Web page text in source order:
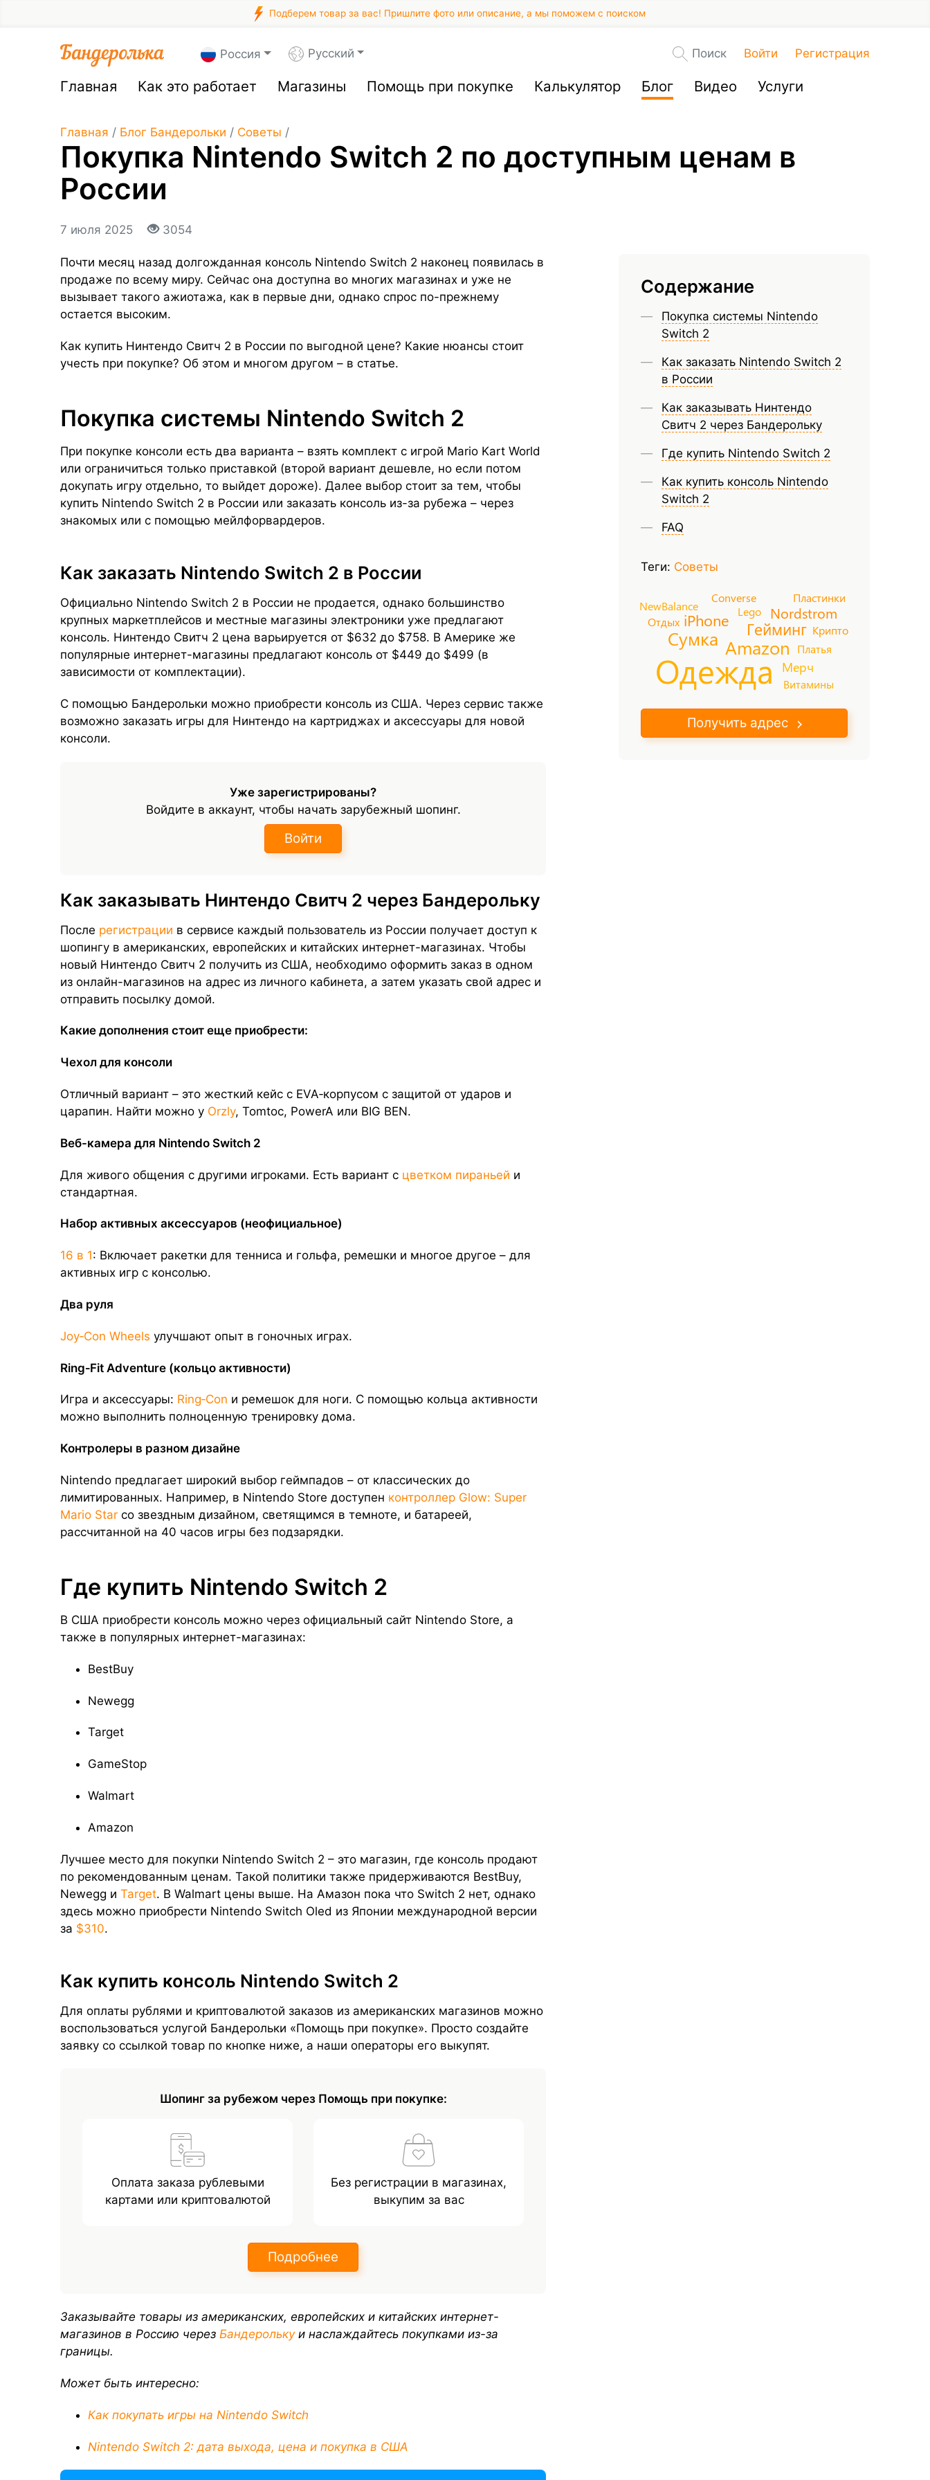
Подберем товар за вас! Пришлите фото или описание, а мы поможем с поиском
Россия Русский Поиск Войти Регистрация
Главная Как это работает Магазины Помощь при покупке Калькулятор Блог Видео Услуги
Главная / Блог Бандерольки / Советы /
Покупка Nintendo Switch 2 по доступным ценам в
России
7 июля 2025 3054
Содержание
Покупка системы Nintendo
Switch 2
Как заказать Nintendo Switch 2
в России
Как заказывать Нинтендо
Свитч 2 через Бандерольку
Где купить Nintendo Switch 2
Как купить консоль Nintendo
Switch 2
FAQ
Теги: Советы
Одежда
Amazon
Сумка Гейминг
iPhone Nordstrom
Мерч
Витамины
NewBalance Lego
Платья
Отдых
Пластинки
Converse
Крипто
Получить адрес
Почти месяц назад долгожданная консоль Nintendo Switch 2 наконец появилась в
продаже по всему миру. Сейчас она доступна во многих магазинах и уже не
вызывает такого ажиотажа, как в первые дни, однако спрос по-прежнему
остается высоким.
Как купить Нинтендо Свитч 2 в России по выгодной цене? Какие нюансы стоит
учесть при покупке? Об этом и многом другом – в статье.
Покупка системы Nintendo Switch 2
При покупке консоли есть два варианта – взять комплект с игрой Mario Kart World
или ограничиться только приставкой (второй вариант дешевле, но если потом
докупать игру отдельно, то выйдет дороже). Далее выбор стоит за тем, чтобы
купить Nintendo Switch 2 в России или заказать консоль из-за рубежа – через
знакомых или с помощью мейлфорвардеров.
Как заказать Nintendo Switch 2 в России
Официально Nintendo Switch 2 в России не продается, однако большинство
крупных маркетплейсов и местные магазины электроники уже предлагают
консоль. Нинтендо Свитч 2 цена варьируется от $632 до $758. В Америке же
популярные интернет-магазины предлагают консоль от $449 до $499 (в
зависимости от комплектации).
С помощью Бандерольки можно приобрести консоль из США. Через сервис также
возможно заказать игры для Нинтендо на картриджах и аксессуары для новой
консоли.
Уже зарегистрированы?
Войдите в аккаунт, чтобы начать зарубежный шопинг.
Войти
Как заказывать Нинтендо Свитч 2 через Бандерольку
После регистрации в сервисе каждый пользователь из России получает доступ к
шопингу в американских, европейских и китайских интернет-магазинах. Чтобы
новый Нинтендо Свитч 2 получить из США, необходимо оформить заказ в одном
из онлайн-магазинов на адрес из личного кабинета, а затем указать свой адрес и
отправить посылку домой.
Какие дополнения стоит еще приобрести:
Чехол для консоли
Отличный вариант – это жесткий кейс с EVA‑корпусом с защитой от ударов и
царапин. Найти можно у Orzly, Tomtoc, PowerA или BIG BEN.
Веб-камера для Nintendo Switch 2
Для живого общения с другими игроками. Есть вариант с цветком пираньей и
стандартная.
Набор активных аксессуаров (неофициальное)
16 в 1: Включает ракетки для тенниса и гольфа, ремешки и многое другое – для
активных игр с консолью.
Два руля
Joy‑Con Wheels улучшают опыт в гоночных играх.
Ring‑Fit Adventure (кольцо активности)
Игра и аксессуары: Ring‑Con и ремешок для ноги. С помощью кольца активности
можно выполнить полноценную тренировку дома.
Контролеры в разном дизайне
Nintendo предлагает широкий выбор геймпадов – от классических до
лимитированных. Например, в Nintendo Store доступен контроллер Glow: Super
Mario Star со звездным дизайном, светящимся в темноте, и батареей,
рассчитанной на 40 часов игры без подзарядки.
Где купить Nintendo Switch 2
В США приобрести консоль можно через официальный сайт Nintendo Store, а
также в популярных интернет-магазинах:
BestBuy
Newegg
Target
GameStop
Walmart
Amazon
Лучшее место для покупки Nintendo Switch 2 – это магазин, где консоль продают
по рекомендованным ценам. Такой политики также придерживаются BestBuy,
Newegg и Target. В Walmart цены выше. На Амазон пока что Switch 2 нет, однако
здесь можно приобрести Nintendo Switch Oled из Японии международной версии
за $310.
Как купить консоль Nintendo Switch 2
Для оплаты рублями и криптовалютой заказов из американских магазинов можно
воспользоваться услугой Бандерольки «Помощь при покупке». Просто создайте
заявку со ссылкой товар по кнопке ниже, а наши операторы его выкупят.
Шопинг за рубежом через Помощь при покупке:
Оплата заказа рублевыми
картами или криптовалютой
Без регистрации в магазинах,
выкупим за вас
Подробнее
Заказывайте товары из американских, европейских и китайских интернет-
магазинов в Россию через Бандерольку и наслаждайтесь покупками из-за
границы.
Может быть интересно:
Как покупать игры на Nintendo Switch
Nintendo Switch 2: дата выхода, цена и покупка в США